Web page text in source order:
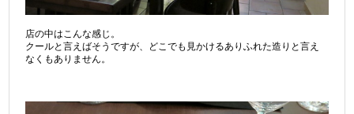
店の中はこんな感じ。
クールと言えばそうですが、どこでも見かけるありふれた造りと言え
なくもありません。